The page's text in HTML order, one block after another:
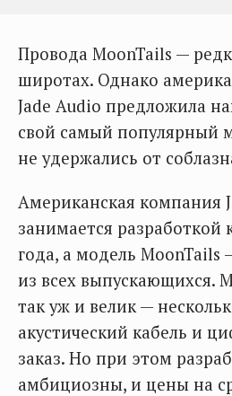
Провода MoonTails —
широтах. Однако
Jade Audio предложила
свой самый популярный
не удержались от
Американская компания
занимается разработкой
года, а модель
из всех выпускающихся.
так уж и велик —
акустический кабель и
заказ. Но при этом
амбициозны, и цены на